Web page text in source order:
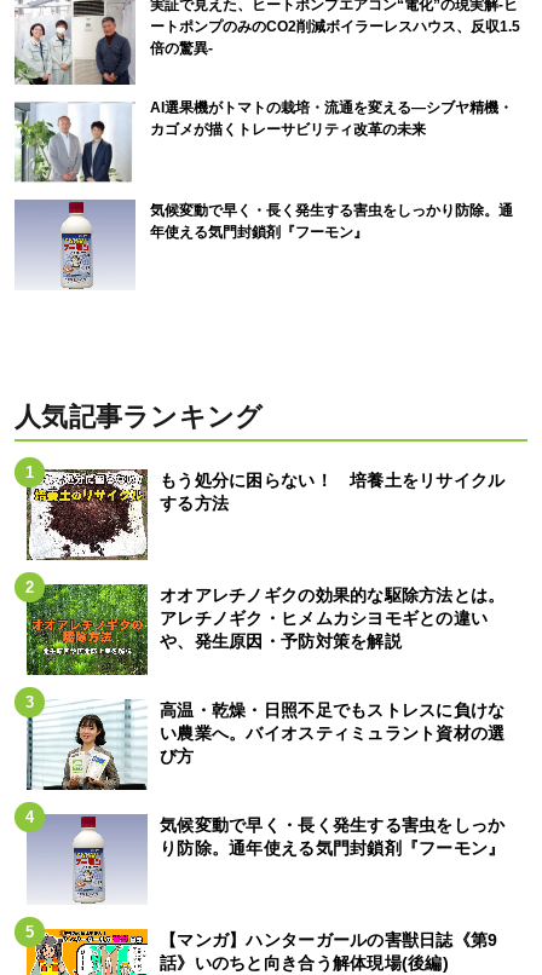
実証で見えた、ヒートポンプエアコン“電化”の現実解-ヒ
ートポンプのみのCO2削減ボイラーレスハウス、反収1.5
倍の驚異-
AI選果機がトマトの栽培・流通を変える―シブヤ精機・
カゴメが描くトレーサビリティ改革の未来
気候変動で早く・長く発生する害虫をしっかり防除。通
年使える気門封鎖剤『フーモン』
人気記事ランキング
もう処分に困らない！ 培養土をリサイクル
する方法
オオアレチノギクの効果的な駆除方法とは。
アレチノギク・ヒメムカシヨモギとの違い
や、発生原因・予防対策を解説
高温・乾燥・日照不足でもストレスに負けな
い農業へ。バイオスティミュラント資材の選
び方
気候変動で早く・長く発生する害虫をしっか
り防除。通年使える気門封鎖剤『フーモン』
【マンガ】ハンターガールの害獣日誌《第9
話》いのちと向き合う解体現場(後編)